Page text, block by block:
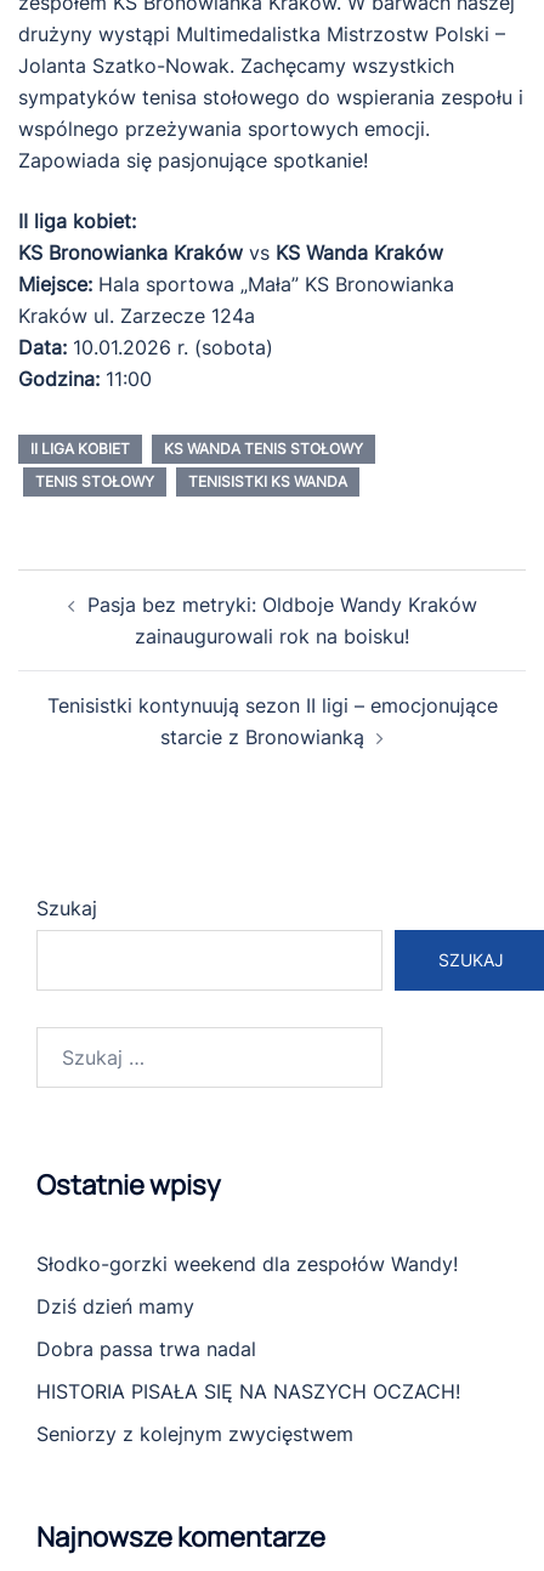
drużyny wystąpi Multimedalistka Mistrzostw Polski –
Jolanta Szatko-Nowak. Zachęcamy wszystkich
sympatyków tenisa stołowego do wspierania zespołu i
wspólnego przeżywania sportowych emocji.
Zapowiada się pasjonujące spotkanie!
II liga kobiet:
KS Bronowianka Kraków vs KS Wanda Kraków
Miejsce: Hala sportowa „Mała” KS Bronowianka
Kraków ul. Zarzecze 124a
Data: 10.01.2026 r. (sobota)
Godzina: 11:00
II LIGA KOBIET
KS WANDA TENIS STOŁOWY
TENIS STOŁOWY
TENISISTKI KS WANDA
wpisyPasja bez metryki: Oldboje Wandy Kraków
zainaugurowali rok na boisku!
Tenisistki kontynuują sezon II ligi – emocjonujące
starcie z Bronowianką
Szukaj
SZUKAJ
Ostatnie wpisy
Słodko-gorzki weekend dla zespołów Wandy!
Dziś dzień mamy
Dobra passa trwa nadal
HISTORIA PISAŁA SIĘ NA NASZYCH OCZACH!
Seniorzy z kolejnym zwycięstwem
Najnowsze komentarze